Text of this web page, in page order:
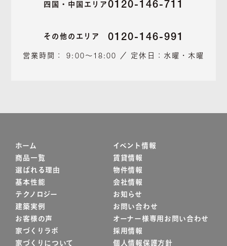
四国・中国エリア 0120-146-711
その他のエリア 0120-146-991
営業時間： 9:00～18:00 ／ 定休日：水曜・木曜
ホーム
商品一覧
選ばれる理由
基本性能
テクノロジー
建築実例
お客様の声
家づくりラボ
家づくりについて
イベント情報
賃貸情報
物件情報
会社情報
お知らせ
お問い合わせ
オーナー様専用お問い合わせ
採用情報
個人情報保護方針